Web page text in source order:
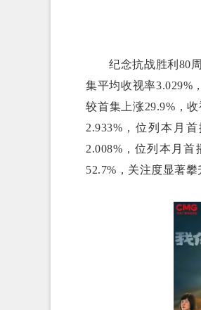
纪念抗战胜利80周
集平均收视率3.029%
较首集上涨29.9%，
2.933%，位列本月
2.008%，位列本月
52.7%，关注度显著攀